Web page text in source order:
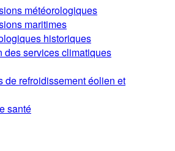
météorologiques
maritimes
historiques
des services climatiques
de refroidissement éolien et
santé